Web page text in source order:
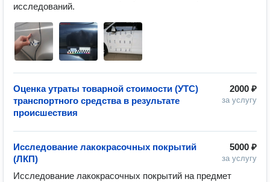
исследований.
2000 ₽
за услугу
Оценка утраты товарной стоимости (УТС)
транспортного средства в результате
происшествия
5000 ₽
за услугу
Исследование лакокрасочных покрытий
(ЛКП)
Исследование лакокрасочных покрытий на предмет